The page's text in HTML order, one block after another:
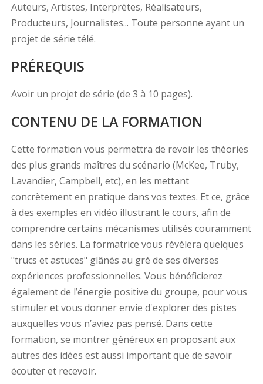
Auteurs, Artistes, Interprètes, Réalisateurs,
Producteurs, Journalistes... Toute personne ayant un
projet de série télé.
PRÉREQUIS
Avoir un projet de série (de 3 à 10 pages).
CONTENU DE LA FORMATION
Cette formation vous permettra de revoir les théories
des plus grands maîtres du scénario (McKee, Truby,
Lavandier, Campbell, etc), en les mettant
concrètement en pratique dans vos textes. Et ce, grâce
à des exemples en vidéo illustrant le cours, afin de
comprendre certains mécanismes utilisés couramment
dans les séries. La formatrice vous révélera quelques
"trucs et astuces" glânés au gré de ses diverses
expériences professionnelles. Vous bénéficierez
également de l’énergie positive du groupe, pour vous
stimuler et vous donner envie d'explorer des pistes
auxquelles vous n’aviez pas pensé. Dans cette
formation, se montrer généreux en proposant aux
autres des idées est aussi important que de savoir
écouter et recevoir.